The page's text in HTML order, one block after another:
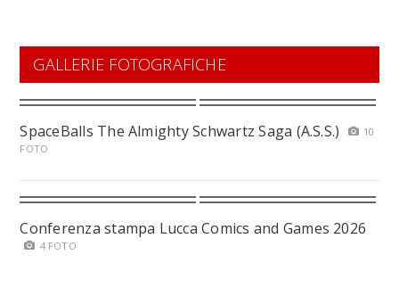
GALLERIE FOTOGRAFICHE
SpaceBalls The Almighty Schwartz Saga (A.S.S.)
10
FOTO
Conferenza stampa Lucca Comics and Games 2026
4 FOTO